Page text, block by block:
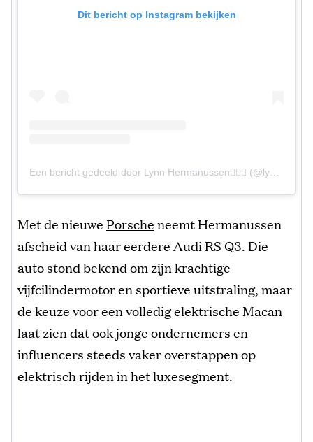
Dit bericht op Instagram bekijken
Een bericht gedeeld door Lynn Hermanussen🧚🏼‍♀️ (@lynnhermanussen)
Met de nieuwe Porscheneemt Hermanussen
afscheid van haar eerdere Audi RS Q3. Die
auto stond bekend om zijn krachtige
vijfcilindermotor en sportieve uitstraling, maar
de keuze voor een volledig elektrische Macan
laat zien dat ook jonge ondernemers en
influencers steeds vaker overstappen op
elektrisch rijden in het luxesegment.